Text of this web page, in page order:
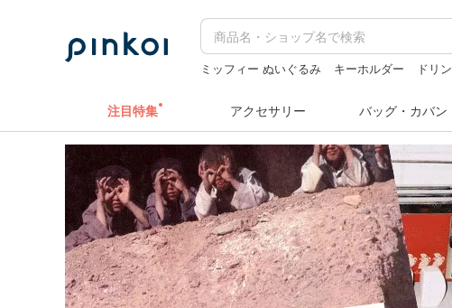
ミッフィー ぬいぐるみ キーホルダー
ドリ
注目特集 アクセサリー バッグ・カバン